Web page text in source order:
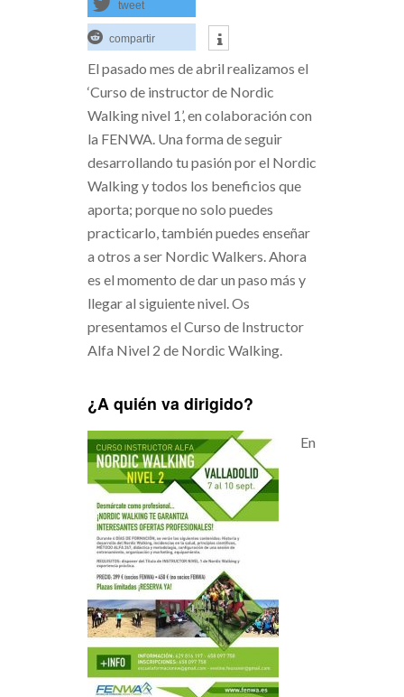
tweet
compartir
El pasado mes de abril realizamos el
‘Curso de instructor de Nordic
Walking nivel 1’, en colaboración con
la FENWA. Una forma de seguir
desarrollando tu pasión por el Nordic
Walking y todos los beneficios que
aporta; porque no solo puedes
practicarlo, también puedes enseñar
a otros a ser Nordic Walkers. Ahora
es el momento de dar un paso más y
llegar al siguiente nivel. Os
presentamos el Curso de Instructor
Alfa Nivel 2 de Nordic Walking.
¿A quién va dirigido?
En